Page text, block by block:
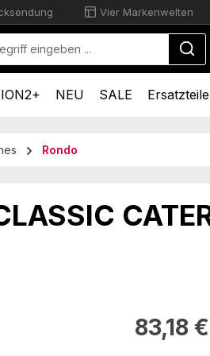
Vier Markenwelten
NEU SALE Ersatzteile
Rondo
Regulärer
83,18 €